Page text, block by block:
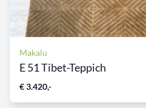
Makalu
E 51 Tibet-Teppich
€ 3.420,-